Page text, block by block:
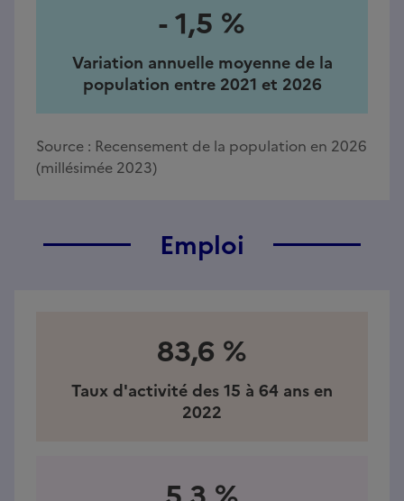
- 1,5 %
Variation annuelle moyenne de la
population entre 2021 et 2026
Source : Recensement de la population en 2026
(millésimée 2023)
Emploi
83,6 %
Taux d'activité des 15 à 64 ans en
2022